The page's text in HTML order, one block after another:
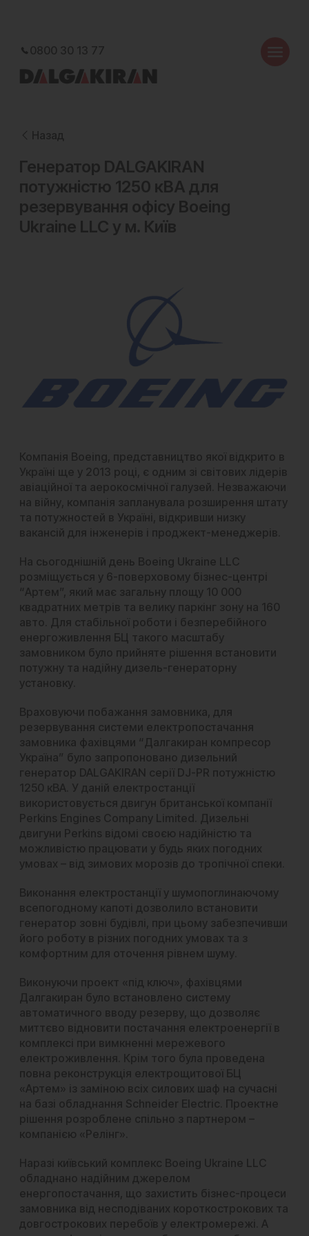
0800 30 13 77
Назад
Генератор DALGAKIRAN
потужністю 1250 кВА для
резервування офісу Boeing
Ukraine LLC у м. Київ
Компанія Boeing, представництво якої відкрито в
Україні ще у 2013 році, є одним зі світових лідерів
авіаційної та аерокосмічної галузей. Незважаючи
на війну, компанія запланувала розширення штату
та потужностей в Україні, відкривши низку
вакансій для інженерів і проджект-менеджерів.
На сьогоднішній день Boeing Ukraine LLC
розміщується у 6-поверховому бізнес-центрі
“Артем”, який має загальну площу 10 000
квадратних метрів та велику паркінг зону на 160
авто. Для стабільної роботи і безперебійного
енергоживлення БЦ такого масштабу
замовником було прийняте рішення встановити
потужну та надійну дизель-генераторну
установку
Враховуючи побажання замовника, для
резервування системи електропостачання
замовника фахівцями “Далгакиран компресор
Україна” було запропоновано дизельний
генератор DALGAKIRAN серії DJ-PR потужністю
1250 кВА. У даній електростанції
використовується двигун британської компанії
Perkins Engines Company Limited. Дизельні
двигуни Perkins відомі своєю надійністю та
можливістю працювати у будь яких погодних
умовах – від зимових морозів до тропічної спеки.
Виконання електростанції у шумопоглинаючому
всепогодному капоті дозволило встановити
генератор зовні будівлі, при цьому забезпечивши
його роботу в різних погодних умовах та з
комфортним для оточення рівнем шуму.
Виконуючи проект «під ключ», фахівцями
Далгакиран було встановлено систему
автоматичного вводу резерву, що дозволяє
миттєво відновити постачання електроенергії в
комплексі при вимкненні мережевого
електроживлення. Крім того була проведена
повна реконструкція електрощитової БЦ
«Артем» із заміною всіх силових шаф на сучасні
на базі обладнання Schneider Electric. Проектне
рішення розроблене спільно з партнером –
компанією «Релінг».
Наразі київський комплекс Boeing Ukraine LLC
обладнано надійним джерелом
енергопостачання, що захистить бізнес-процеси
замовника від несподіваних короткострокових та
довгострокових перебоїв у електромережі. А